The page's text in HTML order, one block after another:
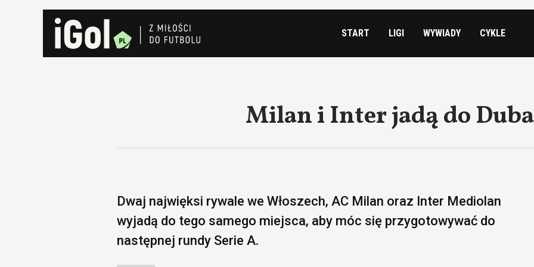
START LIGI WYWIADY CYKLE
Milan i Inter jadą do
Dwaj najwięksi rywale we Włoszech, AC Milan oraz Inter Mediolan
wyjadą do tego samego miejsca, aby móc się przygotowywać do
następnej rundy Serie A.